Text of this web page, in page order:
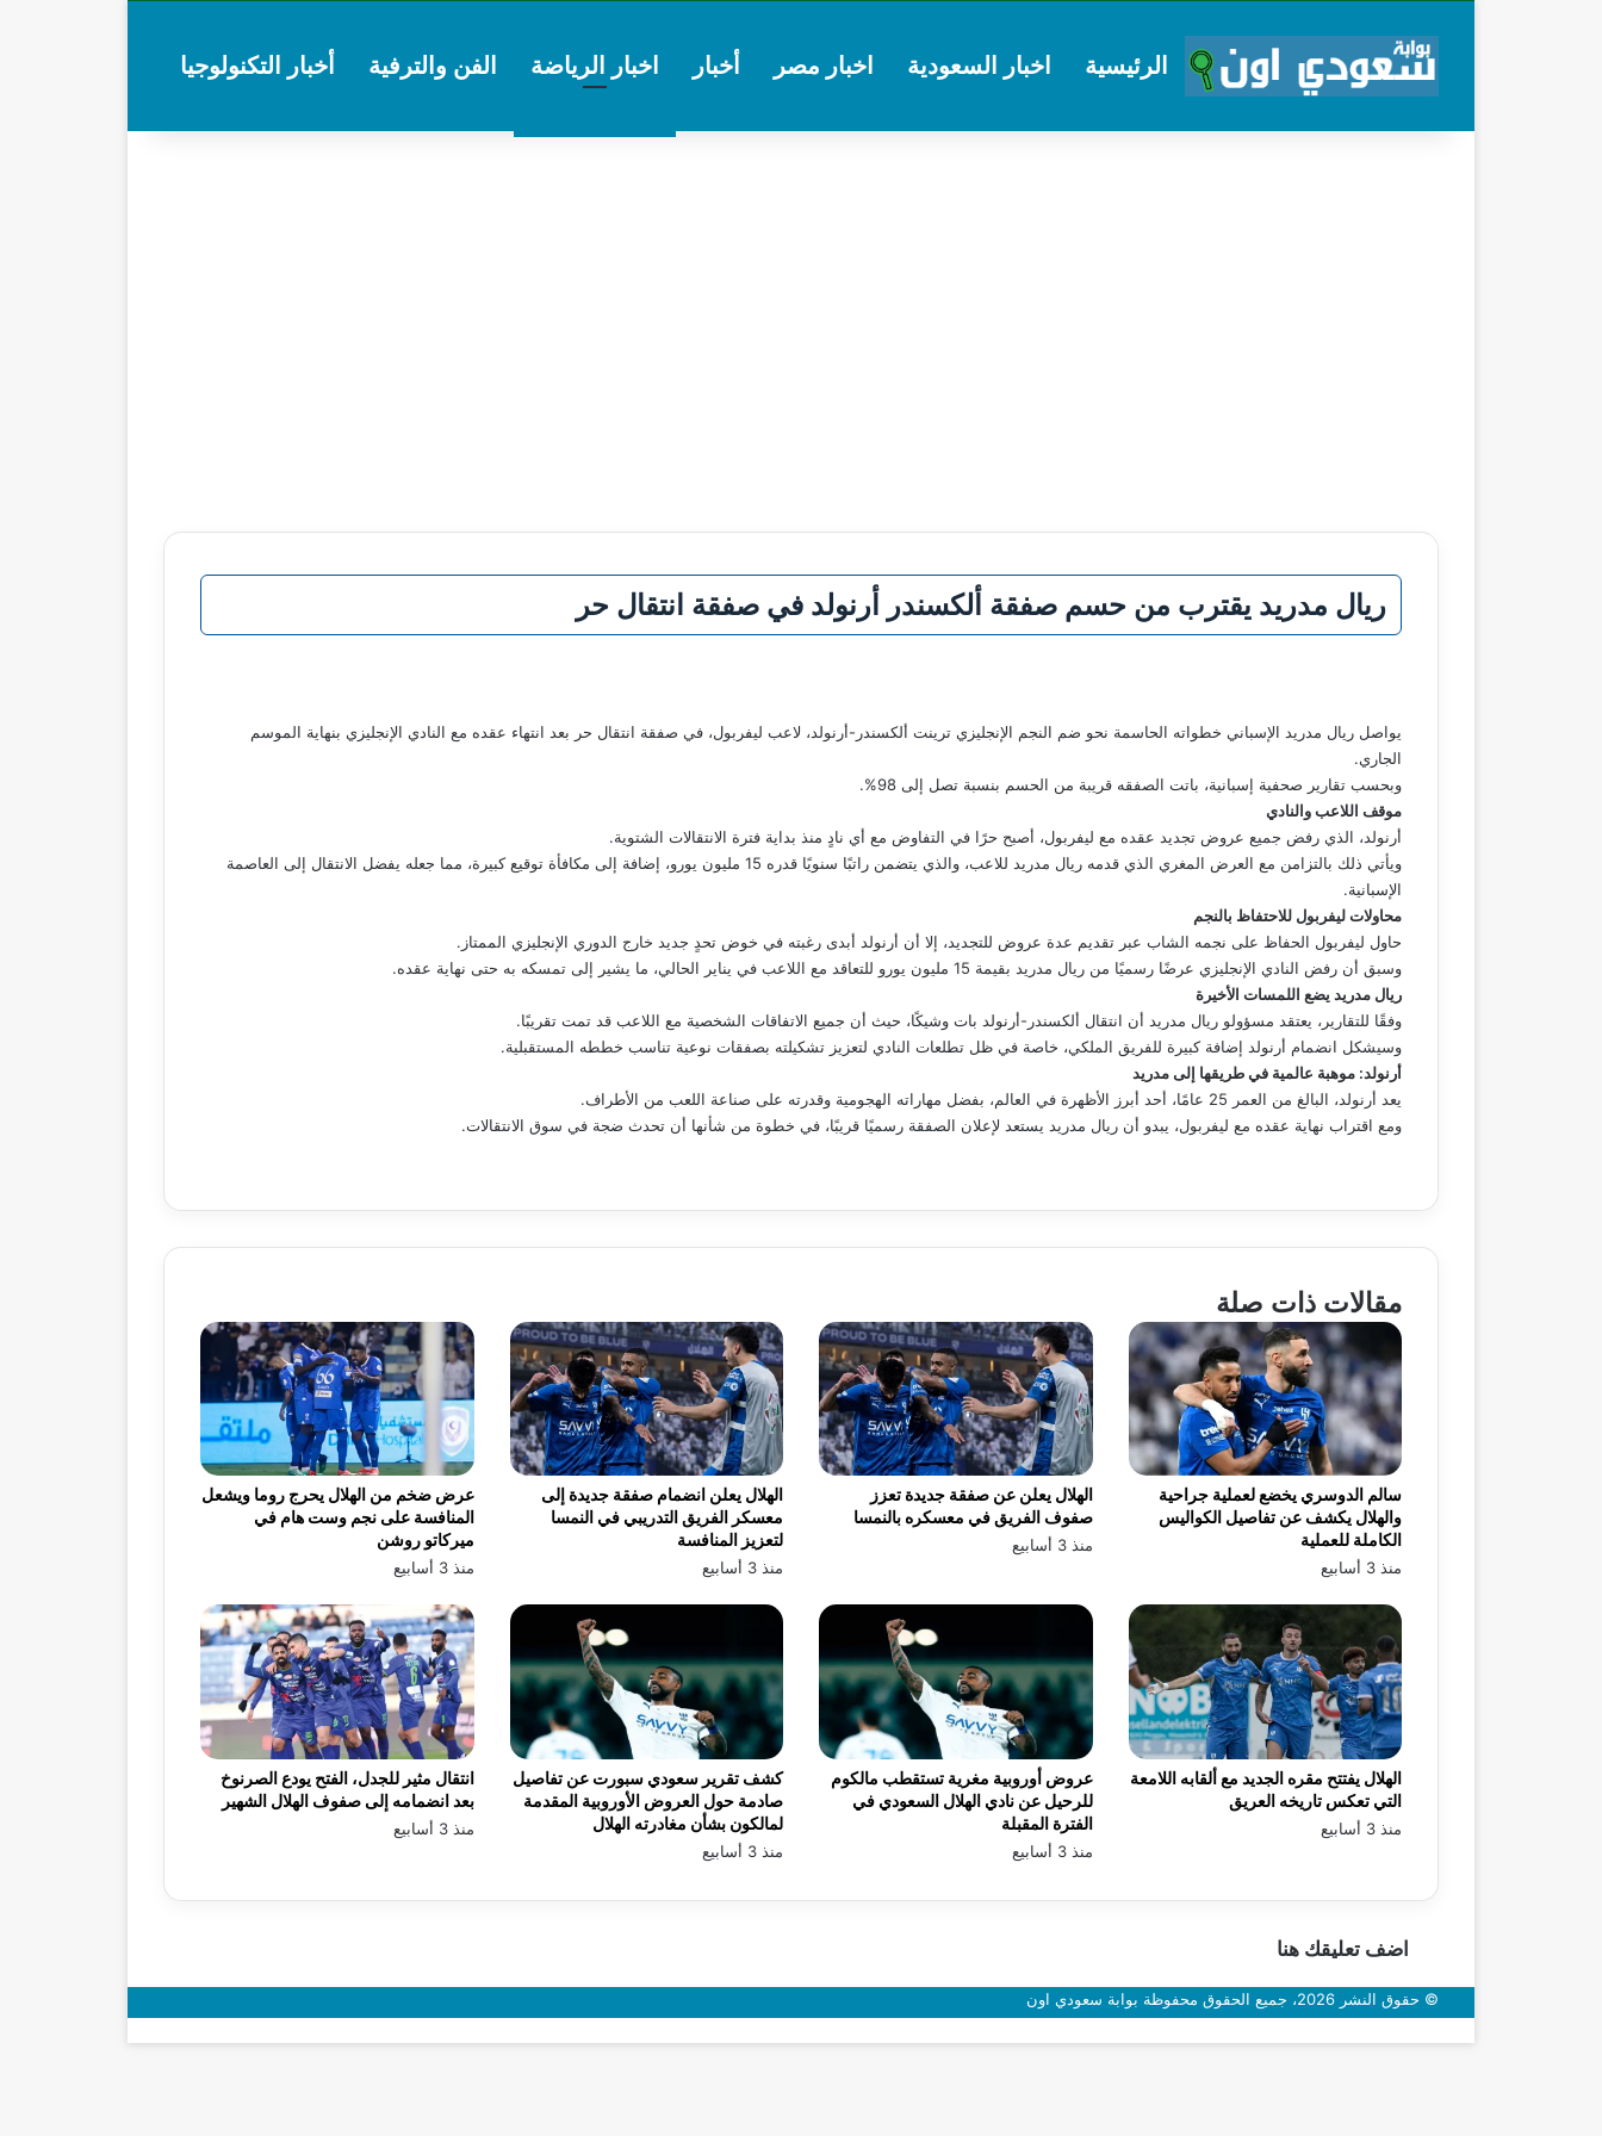
الرئيسية اخبار السعودية اخبار مصر أخبار اخبار الرياضة الفن والترفية أخبار التكنولوجيا
ريال مدريد يقترب من حسم صفقة ألكسندر أرنولد في صفقة انتقال حر
يواصل ريال مدريد الإسباني خطواته الحاسمة نحو ضم النجم الإنجليزي ترينت ألكسندر-أرنولد، لاعب ليفربول، في صفقة انتقال حر بعد انتهاء عقده مع النادي الإنجليزي بنهاية الموسم
الجاري.
وبحسب تقارير صحفية إسبانية، باتت الصفقه قريبة من الحسم بنسبة تصل إلى 98%.
موقف اللاعب والنادي
أرنولد، الذي رفض جميع عروض تجديد عقده مع ليفربول، أصبح حرًا في التفاوض مع أي نادٍ منذ بداية فترة الانتقالات الشتوية.
ويأتي ذلك بالتزامن مع العرض المغري الذي قدمه ريال مدريد للاعب، والذي يتضمن راتبًا سنويًا قدره 15 مليون يورو، إضافة إلى مكافأة توقيع كبيرة، مما جعله يفضل الانتقال إلى العاصمة
الإسبانية.
محاولات ليفربول للاحتفاظ بالنجم
حاول ليفربول الحفاظ على نجمه الشاب عبر تقديم عدة عروض للتجديد، إلا أن أرنولد أبدى رغبته في خوض تحدٍ جديد خارج الدوري الإنجليزي الممتاز.
وسبق أن رفض النادي الإنجليزي عرضًا رسميًا من ريال مدريد بقيمة 15 مليون يورو للتعاقد مع اللاعب في يناير الحالي، ما يشير إلى تمسكه به حتى نهاية عقده.
ريال مدريد يضع اللمسات الأخيرة
وفقًا للتقارير، يعتقد مسؤولو ريال مدريد أن انتقال ألكسندر-أرنولد بات وشيكًا، حيث أن جميع الاتفاقات الشخصية مع اللاعب قد تمت تقريبًا.
وسيشكل انضمام أرنولد إضافة كبيرة للفريق الملكي، خاصة في ظل تطلعات النادي لتعزيز تشكيلته بصفقات نوعية تناسب خططه المستقبلية.
أرنولد: موهبة عالمية في طريقها إلى مدريد
يعد أرنولد، البالغ من العمر 25 عامًا، أحد أبرز الأظهرة في العالم، بفضل مهاراته الهجومية وقدرته على صناعة اللعب من الأطراف.
ومع اقتراب نهاية عقده مع ليفربول، يبدو أن ريال مدريد يستعد لإعلان الصفقة رسميًا قريبًا، في خطوة من شأنها أن تحدث ضجة في سوق الانتقالات.
مقالات ذات صلة
عرض ضخم من الهلال يحرج روما ويشعل
المنافسة على نجم وست هام في
ميركاتو روشن
منذ 3 أسابيع
الهلال يعلن انضمام صفقة جديدة إلى
معسكر الفريق التدريبي في النمسا
لتعزيز المنافسة
منذ 3 أسابيع
الهلال يعلن عن صفقة جديدة تعزز
صفوف الفريق في معسكره بالنمسا
منذ 3 أسابيع
سالم الدوسري يخضع لعملية جراحية
والهلال يكشف عن تفاصيل الكواليس
الكاملة للعملية
منذ 3 أسابيع
انتقال مثير للجدل، الفتح يودع الصرنوخ
بعد انضمامه إلى صفوف الهلال الشهير
منذ 3 أسابيع
كشف تقرير سعودي سبورت عن تفاصيل
صادمة حول العروض الأوروبية المقدمة
لمالكون بشأن مغادرته الهلال
منذ 3 أسابيع
عروض أوروبية مغرية تستقطب مالكوم
للرحيل عن نادي الهلال السعودي في
الفترة المقبلة
منذ 3 أسابيع
الهلال يفتتح مقره الجديد مع ألقابه اللامعة
التي تعكس تاريخه العريق
منذ 3 أسابيع
اضف تعليقك هنا
© حقوق النشر 2026، جميع الحقوق محفوظة بوابة سعودي اون